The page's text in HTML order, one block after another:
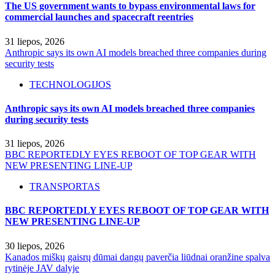
The US government wants to bypass environmental laws for
commercial launches and spacecraft reentries
31 liepos, 2026
Anthropic says its own AI models breached three companies during
security tests
TECHNOLOGIJOS
Anthropic says its own AI models breached three companies
during security tests
31 liepos, 2026
BBC REPORTEDLY EYES REBOOT OF TOP GEAR WITH
NEW PRESENTING LINE-UP
TRANSPORTAS
BBC REPORTEDLY EYES REBOOT OF TOP GEAR WITH
NEW PRESENTING LINE-UP
30 liepos, 2026
Kanados miškų gaisrų dūmai dangų paverčia liūdnai oranžine spalva
rytinėje JAV dalyje